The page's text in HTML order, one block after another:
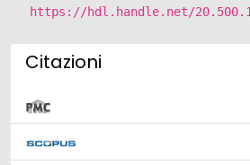
https://hdl.handle.net/
Citazioni